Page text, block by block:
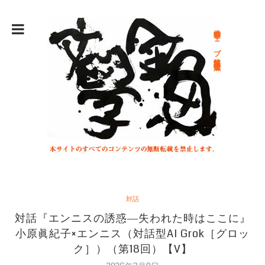
総合文学ウェブ情報誌 文学金魚
対話
対話『エンニスの誘惑―失われた時はここに』
小原眞紀子×エンニス（対話型AI Grok［グロッ
ク］）（第18回）【V】